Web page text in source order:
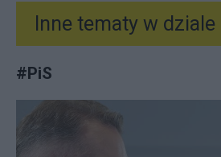
Inne tematy w dziale
#PiS